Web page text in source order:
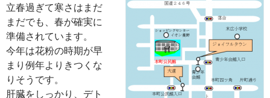
立春過ぎて寒さはまだ
まだでも、春が確実に
準備されています。
今年は花粉の時期が早
まり例年よりきつくな
りそうです。
肝臓をしっかり、デト